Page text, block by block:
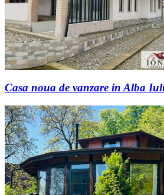
Casa noua de vanzare in Alba